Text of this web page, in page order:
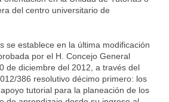
del centro universitario de
se establece en la última modificación
por el H. Concejo General
de diciembre del 2012, a través del
386 resolutivo décimo primero: los
tutorial para la planeación de los